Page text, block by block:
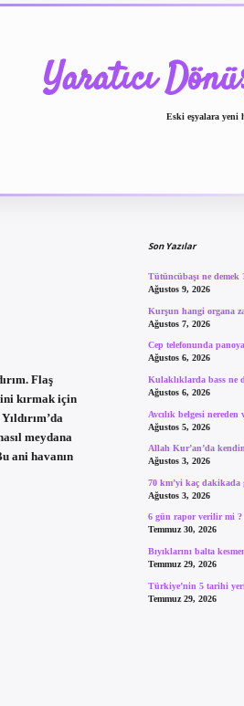
Yaratıcı
Eski eşyalara yeni
Flaş
kırmak için
meydana
ani havanın
Son Yazılar
Tütüncübaşı ne demek
Ağustos 9, 2026
Kurşun hangi organa
Ağustos 7, 2026
Cep telefonunda
Ağustos 6, 2026
Kulaklıklarda bass ne
Ağustos 6, 2026
Avcılık belgesi nereden
Ağustos 5, 2026
Allah Kur’an’da
Ağustos 3, 2026
70 km’yi kaç dakikada
Ağustos 3, 2026
6 gün rapor verilir mi ?
Temmuz 30, 2026
Bıyıklarını balta
Temmuz 29, 2026
Türkiye’nin 5 tarihi
Temmuz 29, 2026